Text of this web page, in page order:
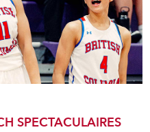
SPECTACULAIRES